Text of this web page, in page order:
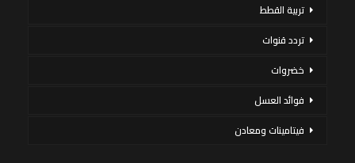
تربية القطط
تردد قنوات
خضروات
فوائد العسل
فيتامينات ومعادن